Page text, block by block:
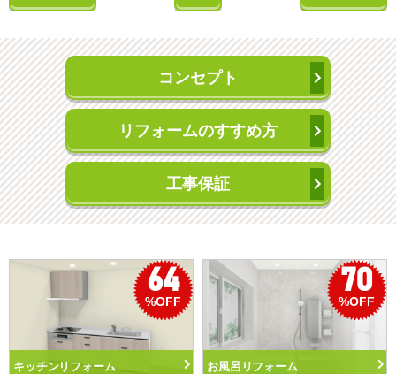
コンセプト
リフォームのすすめ方
工事保証
64
%OFF
ッチンリフォーム
70
%OFF
お風呂リフォーム ト